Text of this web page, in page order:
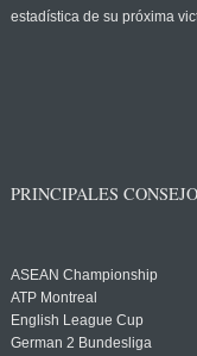
estadística de su próxima
PRINCIPALES
ASEAN Championship
ATP Montreal
English League Cup
German 2 Bundesliga